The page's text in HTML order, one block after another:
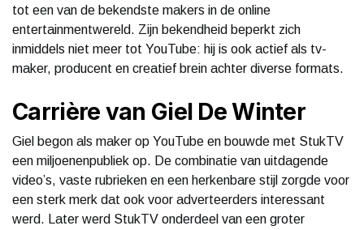
tot een van de bekendste makers in de online
entertainmentwereld. Zijn bekendheid beperkt zich
inmiddels niet meer tot YouTube: hij is ook actief als tv-
maker, producent en creatief brein achter diverse formats.
Carrière van Giel De Winter
Giel begon als maker op YouTube en bouwde met StukTV
een miljoenenpubliek op. De combinatie van uitdagende
video’s, vaste rubrieken en een herkenbare stijl zorgde voor
een sterk merk dat ook voor adverteerders interessant
werd. Later werd StukTV onderdeel van een groter